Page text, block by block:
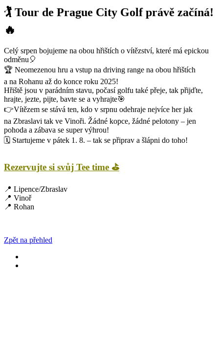
🏌️ Tour de Prague City Golf právě začíná!
🔥
Celý srpen bojujeme na obou hřištích o vítězství, které má epickou
odměnu 🎈
🏆 Neomezenou hru a vstup na driving range na obou hřištích
a na Rohanu až do konce roku 2025!
Hřiště jsou v parádním stavu, počasí golfu také přeje, tak přijďte,
hrajte, jezte, pijte, bavte se a vyhrajte🎯
👉Vítězem se stává ten, kdo v srpnu odehraje nejvíce her jak
na Zbraslavi tak ve Vinoři. Žádné kopce, žádné pelotony – jen
pohoda a zábava se super výhrou!
🗓 Startujeme v pátek 1. 8. – tak se připrav a šlápni do toho!
Rezervujte si svůj Tee time ⛳
📍 Lipence/Zbraslav
📍 Vinoř
📍 Rohan
Zpět na přehled